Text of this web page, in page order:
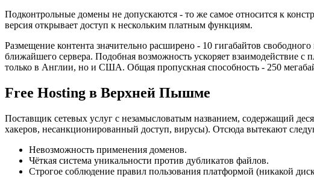
Подконтрольные домены не допускаются - то же самое относится к
версия открывает доступ к нескольким платным функциям.
Размещение контента значительно расширено - 10 гигабайтов
ближайшего сервера. Подобная возможность ускоряет
только в Англии, но и США. Общая пропускная способность - 250
Free Hosting в Верхней Пышме
Поставщик сетевых услуг с незамысловатым названием, содержащий
хакеров, несанкционированный доступ, вирусы). Отсюда вытекают
Невозможность применения доменов.
Чёткая система уникальности против дубликатов файлов.
Строгое соблюдение правил пользования платформой (никакой